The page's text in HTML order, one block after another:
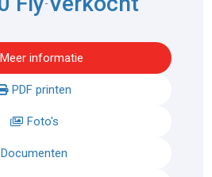
-
Meer informatie
PDF printen
Foto's
Documenten